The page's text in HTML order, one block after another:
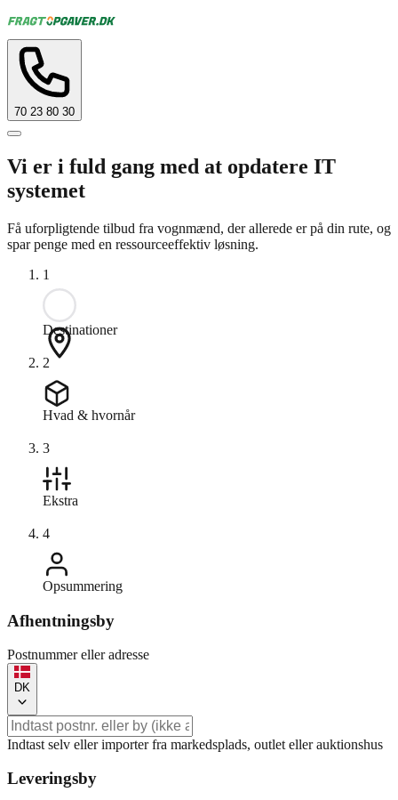
70 23 80 30
Vi er i fuld gang med at opdatere IT
systemet
Få uforpligtende tilbud fra vognmænd, der allerede er på din rute, og
spar penge med en ressourceeffektiv løsning.
1
Destinationer
2
Hvad & hvornår
3
Ekstra
4
Opsummering
Afhentningsby
Postnummer eller adresse
DK
Indtast selv eller importer fra markedsplads, outlet eller auktionshus
Leveringsby